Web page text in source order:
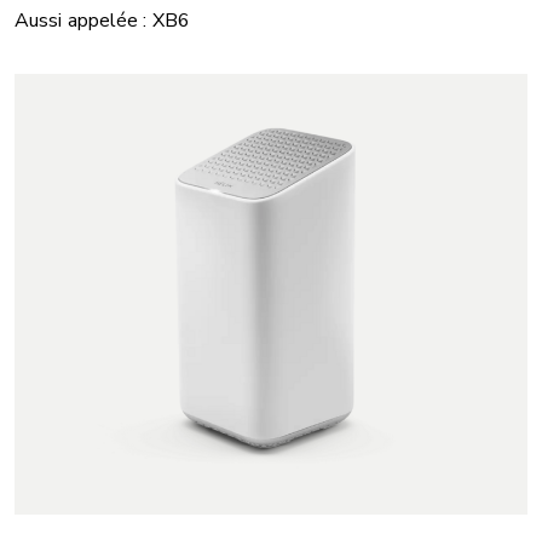
Aussi appelée : XB6